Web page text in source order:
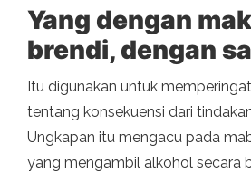
Yang dengan
brendi, dengan
Itu digunakan untuk
tentang konsekuensi dari
Ungkapan itu mengacu pada
yang mengambil alkohol secara